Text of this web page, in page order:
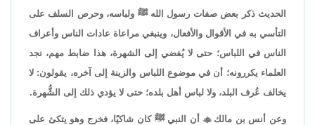
الحديث ذكر بعض صفات رسول الله ﷺ ولباسه، وحرص السلف على
التأسي به في الأقوال والأفعال، وينبغي مراعاة عادات الناس وأعراف
الناس في اللباس؛ حتى لا يُفضي إلى الشهرة، هذا ضابط مهم، نجد
العلماء يكررونه؛ أن في موضوع اللباس والزينة إلى آخره، يقولون: لا
يخالف عُرف البلد، ولا لباس أهل بلده؛ حتى لا يؤدي ذلك إلى الشُّهرة.
وعن أنس بن مالك أن النبي ﷺ كان شاكيًا، فخرج وهو يتكئ على